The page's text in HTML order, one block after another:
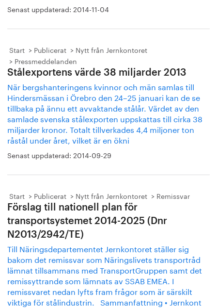
Senast uppdaterad: 2014-11-04
Start Publicerat
Nytt från Jernkontoret
Pressmeddelanden
Stålexportens värde 38 miljarder 2013
När bergshanteringens kvinnor och män samlas till
Hindersmässan i Örebro den 24–25 januari kan de se
tillbaka på ännu ett avvaktande stålår. Värdet av den
samlade svenska stålexporten uppskattas till cirka 38
miljarder kronor. Totalt tillverkades 4,4 miljoner ton
råstål under året, vilket är en ökni
Senast uppdaterad: 2014-09-29
Start Publicerat Nytt från Jernkontoret Remissvar
Förslag till nationell plan för
transportsystemet 2014-2025 (Dnr
N2013/2942/TE)
Till Näringsdepartementet Jernkontoret ställer sig
bakom det remissvar som Näringslivets transportråd
lämnat tillsammans med TransportGruppen samt det
remissyttrande som lämnats av SSAB EMEA. I
remissvaret nedan lyfts fram frågor som är särskilt
viktiga för stålindustrin. Sammanfattning • Jernkont